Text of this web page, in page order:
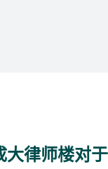
大律师楼对